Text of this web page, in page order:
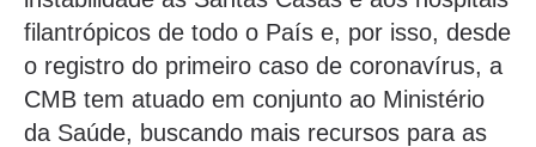
filantrópicos de todo o País e, por isso, desde
o registro do primeiro caso de coronavírus, a
CMB tem atuado em conjunto ao Ministério
da Saúde, buscando mais recursos para as